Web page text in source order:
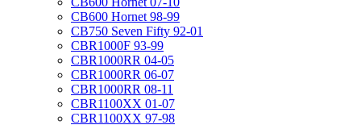
CB600 Hornet 98-99
CB750 Seven Fifty 92-01
CBR1000F 93-99
CBR1000RR 04-05
CBR1000RR 06-07
CBR1000RR 08-11
CBR1100XX 01-07
CBR1100XX 97-98